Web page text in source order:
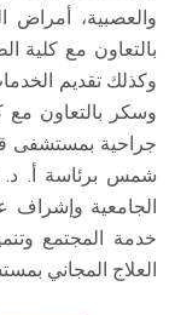
والعصبية، أمراض
بالتعاون مع كلية
جراحية بمستشفى
شمس برئاسة أ. د.
الجامعية
العلاج المجاني